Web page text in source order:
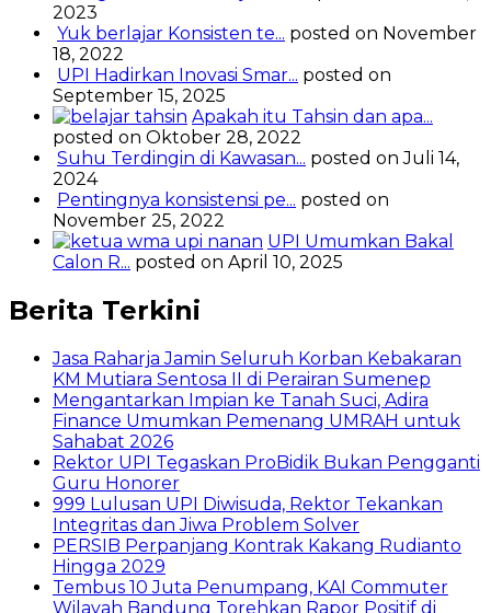
2023
Yuk berlajar Konsisten te... posted on November
18, 2022
UPI Hadirkan Inovasi Smar... posted on
September 15, 2025
Apakah itu Tahsin dan apa...
posted on Oktober 28, 2022
Suhu Terdingin di Kawasan... posted on Juli 14,
2024
Pentingnya konsistensi pe... posted on
November 25, 2022
UPI Umumkan Bakal
Calon R... posted on April 10, 2025
Berita Terkini
Jasa Raharja Jamin Seluruh Korban Kebakaran
KM Mutiara Sentosa II di Perairan Sumenep
Mengantarkan Impian ke Tanah Suci, Adira
Finance Umumkan Pemenang UMRAH untuk
Sahabat 2026
Rektor UPI Tegaskan ProBidik Bukan Pengganti
Guru Honorer
999 Lulusan UPI Diwisuda, Rektor Tekankan
Integritas dan Jiwa Problem Solver
PERSIB Perpanjang Kontrak Kakang Rudianto
Hingga 2029
Tembus 10 Juta Penumpang, KAI Commuter
Wilayah Bandung Torehkan Rapor Positif di